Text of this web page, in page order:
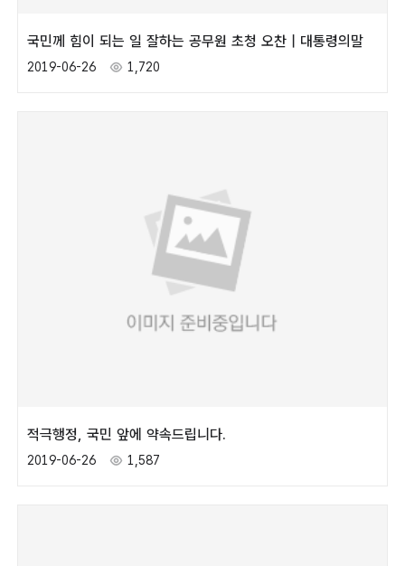
국민께 힘이 되는 일 잘하는 공무원 초청 오찬 | 대통령의말
2019-06-26 1,720
적극행정, 국민 앞에 약속드립니다.
2019-06-26 1,587